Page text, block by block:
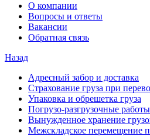
О компании
Вопросы и ответы
Вакансии
Обратная связь
Назад
Адресный забор и доставка
Страхование груза при
Упаковка и обрешетка груза
Погрузо-разгрузочные работы
Вынужденное хранение
Межскладское перемещение